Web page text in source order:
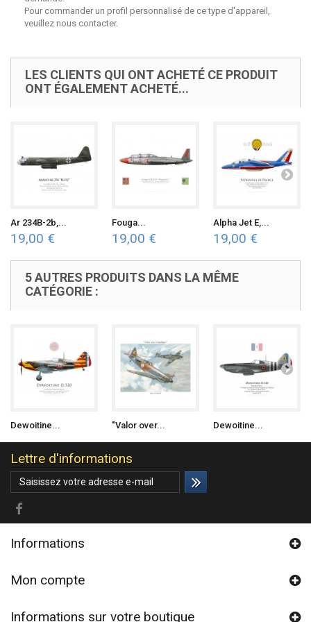
Pour commander un profil personnalisé de ce type d'appareil,
veuillez nous contacter.
LES CLIENTS QUI ONT ACHETÉ CE PRODUIT
ONT ÉGALEMENT ACHETÉ...
Ar 234B-2b,...
19,00 €
Fouga...
19,00 €
Alpha Jet E,...
19,00 €
5 AUTRES PRODUITS DANS LA MÊME
CATÉGORIE :
Dewoitine... "Valor over... Dewoitine...
Lettre d'informations
Informations
Mon compte
Informations sur votre boutique